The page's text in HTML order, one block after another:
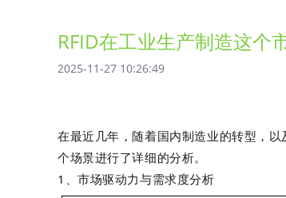
RFID在工业生产制造这个
2025-11-27 10:26:49
在最近几年，随着国内制造业的转型，以
个场景进行了详细的分析。
1、市场驱动力与需求度分析